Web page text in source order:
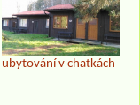
ubytování v chatkách